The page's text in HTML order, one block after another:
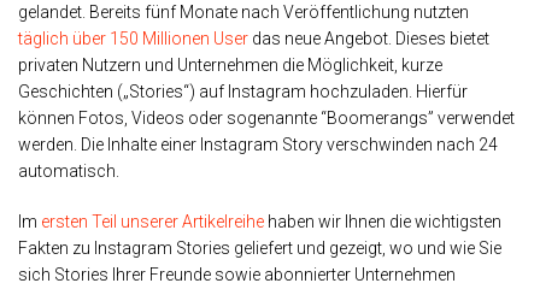
gelandet. Bereits fünf Monate nach Veröffentlichung nutzten
täglich über 150 Millionen User das neue Angebot. Dieses bietet
privaten Nutzern und Unternehmen die Möglichkeit, kurze
Geschichten („Stories“) auf Instagram hochzuladen. Hierfür
können Fotos, Videos oder sogenannte “Boomerangs” verwendet
werden. Die Inhalte einer Instagram Story verschwinden nach 24
automatisch.
Im ersten Teil unserer Artikelreihe haben wir Ihnen die wichtigsten
Fakten zu Instagram Stories geliefert und gezeigt, wo und wie Sie
sich Stories Ihrer Freunde sowie abonnierter Unternehmen